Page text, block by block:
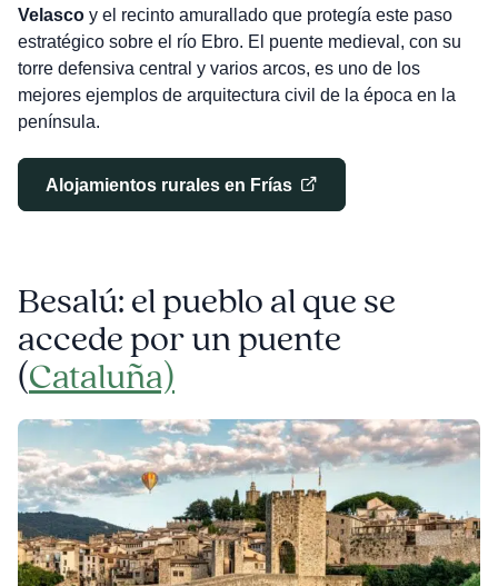
Velascoy el recinto amurallado que protegía este paso
estratégico sobre el río Ebro. El puente medieval, con su
torre defensiva central y varios arcos, es uno de los
mejores ejemplos de arquitectura civil de la época en la
península.
Alojamientos rurales en Frías
Besalú: el pueblo al que se
accede por un puente
(Cataluña)